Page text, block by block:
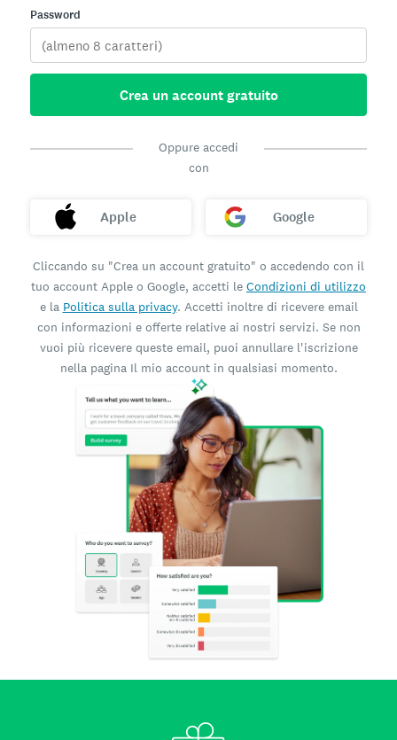
Password
Crea un account gratuito
Oppure accedi
con
Apple Google
Cliccando su "Crea un account gratuito" o accedendo con il
tuo account Apple o Google, accetti le Condizioni di utilizzo
e la Politica sulla privacy. Accetti inoltre di ricevere email
con informazioni e offerte relative ai nostri servizi. Se non
vuoi più ricevere queste email, puoi annullare l'iscrizione
nella pagina Il mio account in qualsiasi momento.